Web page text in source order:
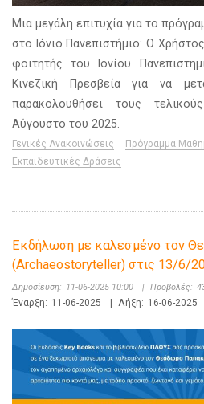
Μια μεγάλη επιτυχία για το
στο Ιόνιο Πανεπιστήμιο: Ο
φοιτητής του Ιονίου
Κινεζική Πρεσβεία για να
παρακολουθήσει τους
Αύγουστο του 2025.
Γενικές Ανακοινώσεις Πρόγραμμα
Εκπαιδευτικές Δράσεις
Εκδήλωση με καλεσμένο τον
(Archaeostoryteller) στις 13/6/
Δημοσίευση: 11-06-2025 10:00 | Προβολές:
Έναρξη: 11-06-2025 | Λήξη: 16-06-2025